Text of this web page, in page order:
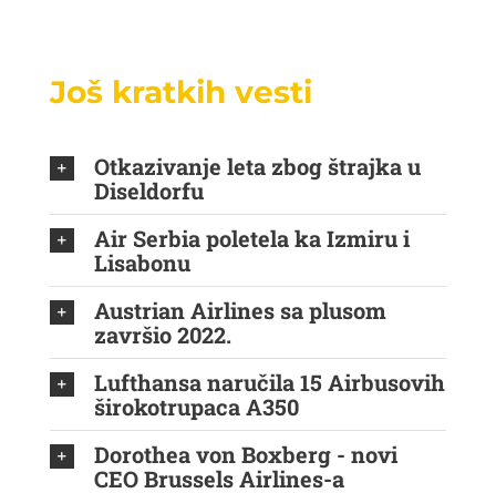
Još kratkih vesti
Otkazivanje leta zbog štrajka u
Diseldorfu
Air Serbia poletela ka Izmiru i
Lisabonu
Austrian Airlines sa plusom
završio 2022.
Lufthansa naručila 15 Airbusovih
širokotrupaca A350
Dorothea von Boxberg - novi
CEO Brussels Airlines-a